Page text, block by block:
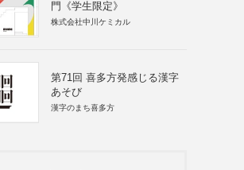
門《学生限定》
株式会社中川ケミカル
第71回 喜多方発感じる漢字
あそび
漢字のまち喜多方